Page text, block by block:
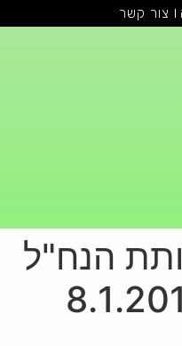
צור קשר
הנח"ל